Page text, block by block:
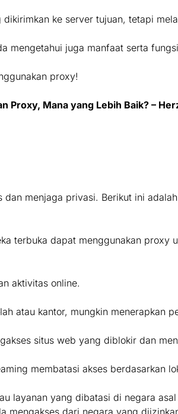
ke server tujuan, tetapi
mengetahui juga manfaat serta
proxy!
Proxy, Mana yang Lebih Baik? –
menjaga privasi. Berikut ini
terbuka dapat menggunakan proxy
aktivitas online.
atau kantor, mungkin menerapkan
situs web yang diblokir dan
membatasi akses berdasarkan
layanan yang dibatasi di negara
mengakses dari negara yang